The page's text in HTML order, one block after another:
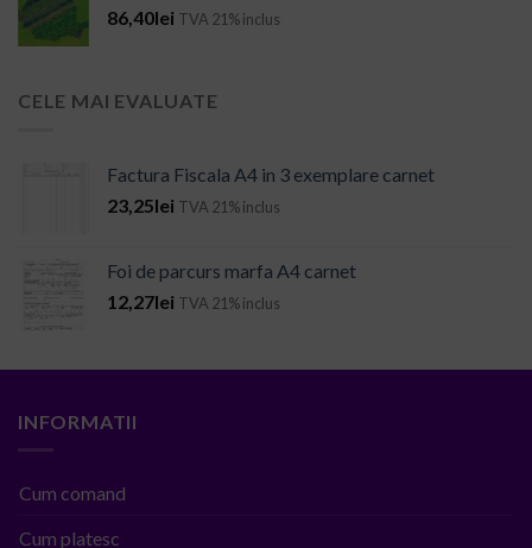
86,40lei TVA 21% inclus
CELE MAI EVALUATE
Factura Fiscala A4 in 3 exemplare carnet
23,25lei TVA 21% inclus
Foi de parcurs marfa A4 carnet
12,27lei TVA 21% inclus
INFORMATII
Cum comand
Cum platesc